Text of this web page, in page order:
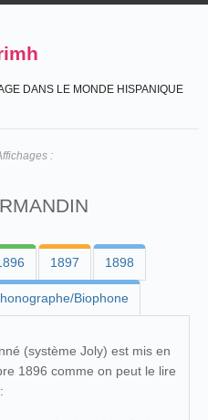
DANS LE MONDE HISPANIQUE
:
1897 1898
Biophone
(système Joly) est mis en
1896 comme on peut le lire